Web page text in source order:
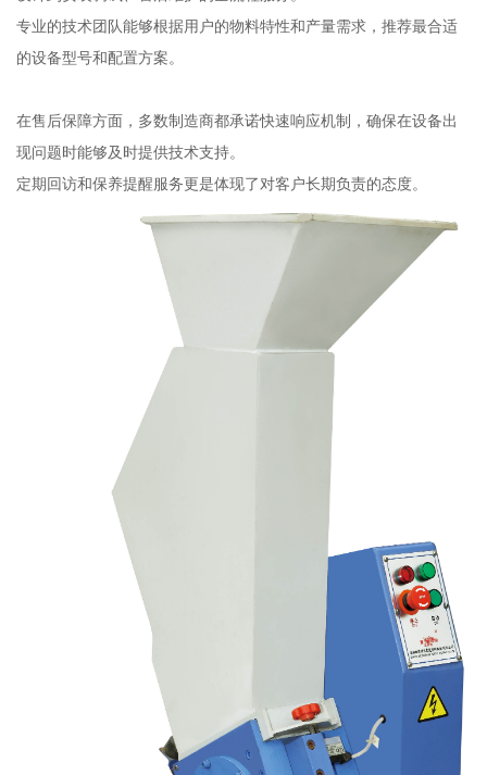
专业的技术团队能够根据用户的物料特性和产量需求，推荐最合适
的设备型号和配置方案。
在售后保障方面，多数制造商都承诺快速响应机制，确保在设备出
现问题时能够及时提供技术支持。
定期回访和保养提醒服务更是体现了对客户长期负责的态度。